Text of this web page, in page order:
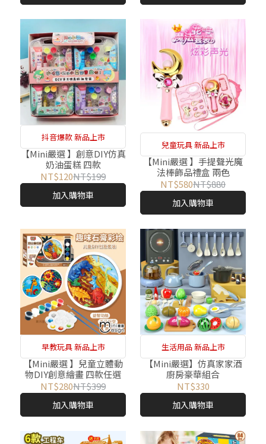
抖音爆款 新品上市
【Mini嚴選 】創意DIY仿真
奶油蛋糕 四款
NT$120NT$199
加入購物車
兒童玩具 新品上市
【Mini嚴選 】手提聲光魔
法棒飾品禮盒 兩色
NT$580NT$880
加入購物車
早教玩具 新品上市
【Mini嚴選 】兒童立體動
物DIY創意繪畫 四款任選
NT$280NT$399
加入購物車
生活用品 新品上市
【Mini嚴選】仿真家家酒
廚房豪華組合
NT$330
加入購物車